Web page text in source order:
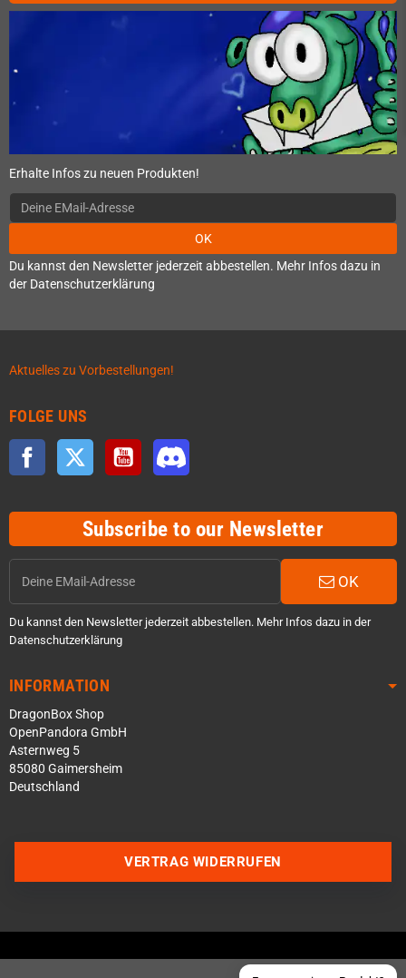
Erhalte Infos zu neuen Produkten!
OK
Du kannst den Newsletter jederzeit abbestellen. Mehr Infos dazu in
der Datenschutzerklärung
Aktuelles zu Vorbestellungen!
FOLGE UNS
Facebook Twitter YouTube
Subscribe to our Newsletter
OK
Du kannst den Newsletter jederzeit abbestellen. Mehr Infos dazu in der
Datenschutzerklärung
INFORMATION
DragonBox Shop
OpenPandora GmbH
Asternweg 5
85080 Gaimersheim
Deutschland
Schick uns eine eMail
VERTRAG WIDERRUFEN